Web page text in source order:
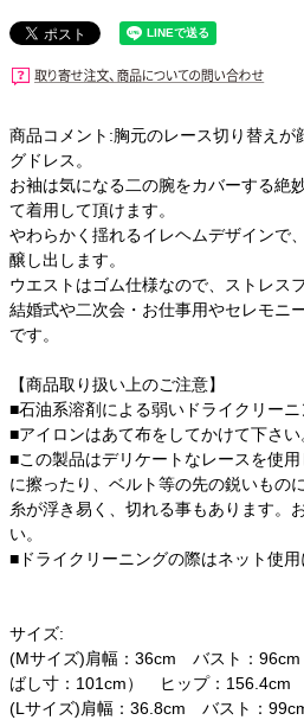
商品コメント:胸元のレース切り替えが
グドレス。
お袖は気になる二の腕をカバーする絶
て着用して頂けます。
やわらかく揺れるイレヘムデザインで
醸し出します。
ウエストはゴム仕様なので、ストレス
結婚式や二次会・お仕事用やセレモニ
です。
【商品取り扱い上のご注意】
■石油系溶剤による弱いドライクリーニ
■アイロンはあて布をしてかけて下さい
■この製品はデリケートなレースを使
に擦ったり、ベルト等の先の鋭いもの
糸が浮き易く、切れる事もあります。
い。
■ドライクリーニングの際はネット使用
サイズ:
(Mサイズ)肩幅：36cm バスト：
ばし寸：101cm） ヒップ：
(Lサイズ)肩幅：36.8cm バスト：